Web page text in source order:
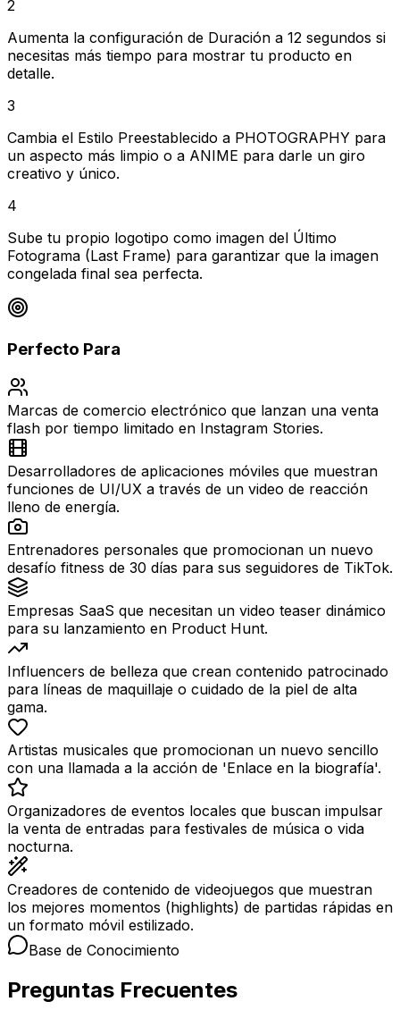
2
Aumenta la configuración de Duración a 12 segundos si
necesitas más tiempo para mostrar tu producto en
detalle.
3
Cambia el Estilo Preestablecido a PHOTOGRAPHY para
un aspecto más limpio o a ANIME para darle un giro
creativo y único.
4
Sube tu propio logotipo como imagen del Último
Fotograma (Last Frame) para garantizar que la imagen
congelada final sea perfecta.
Perfecto Para
Marcas de comercio electrónico que lanzan una venta
flash por tiempo limitado en Instagram Stories.
Desarrolladores de aplicaciones móviles que muestran
funciones de UI/UX a través de un video de reacción
lleno de energía.
Entrenadores personales que promocionan un nuevo
desafío fitness de 30 días para sus seguidores de TikTok.
Empresas SaaS que necesitan un video teaser dinámico
para su lanzamiento en Product Hunt.
Influencers de belleza que crean contenido patrocinado
para líneas de maquillaje o cuidado de la piel de alta
gama.
Artistas musicales que promocionan un nuevo sencillo
con una llamada a la acción de 'Enlace en la biografía'.
Organizadores de eventos locales que buscan impulsar
la venta de entradas para festivales de música o vida
nocturna.
Creadores de contenido de videojuegos que muestran
los mejores momentos (highlights) de partidas rápidas en
un formato móvil estilizado.
Base de Conocimiento
Preguntas Frecuentes